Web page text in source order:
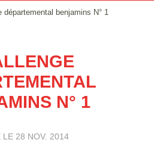
départemental benjamins N° 1
N° 1
LE 28 NOV. 2014